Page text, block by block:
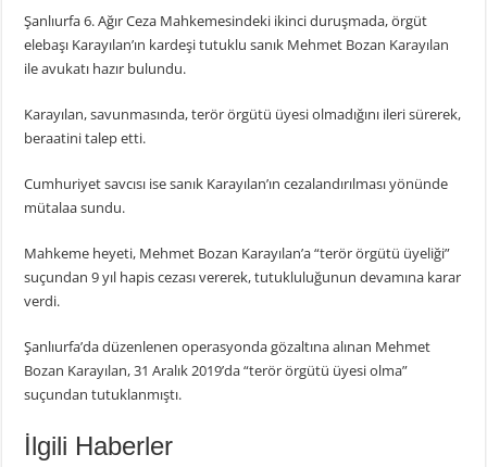
Şanlıurfa 6. Ağır Ceza Mahkemesindeki ikinci duruşmada, örgüt
elebaşı Karayılan’ın kardeşi tutuklu sanık Mehmet Bozan Karayılan
ile avukatı hazır bulundu.
Karayılan, savunmasında, terör örgütü üyesi olmadığını ileri sürerek,
beraatini talep etti.
Cumhuriyet savcısı ise sanık Karayılan’ın cezalandırılması yönünde
mütalaa sundu.
Mahkeme heyeti, Mehmet Bozan Karayılan’a “terör örgütü üyeliği”
suçundan 9 yıl hapis cezası vererek, tutukluluğunun devamına karar
verdi.
Şanlıurfa’da düzenlenen operasyonda gözaltına alınan Mehmet
Bozan Karayılan, 31 Aralık 2019’da “terör örgütü üyesi olma”
suçundan tutuklanmıştı.
İlgili Haberler